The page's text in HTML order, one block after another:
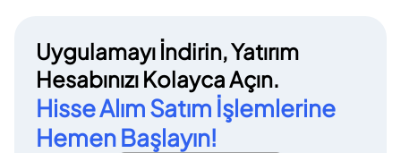
Uygulamayı İndirin, Yatırım
Hesabınızı Kolayca Açın.
Hisse Alım Satım İşlemlerine
Hemen Başlayın!